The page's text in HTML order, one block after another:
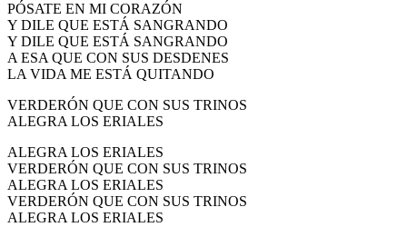
PÓSATE EN MI CORAZÓN
Y DILE QUE ESTÁ SANGRANDO
Y DILE QUE ESTÁ SANGRANDO
A ESA QUE CON SUS DESDENES
LA VIDA ME ESTÁ QUITANDO
VERDERÓN QUE CON SUS TRINOS
ALEGRA LOS ERIALES
ALEGRA LOS ERIALES
VERDERÓN QUE CON SUS TRINOS
ALEGRA LOS ERIALES
VERDERÓN QUE CON SUS TRINOS
ALEGRA LOS ERIALES